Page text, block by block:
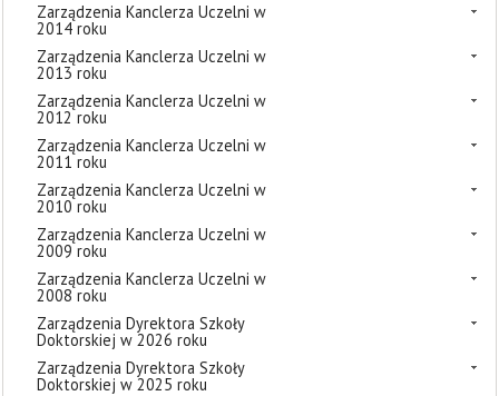
Zarządzenia Kanclerza Uczelni w
2014 roku
Zarządzenia Kanclerza Uczelni w
2013 roku
Zarządzenia Kanclerza Uczelni w
2012 roku
Zarządzenia Kanclerza Uczelni w
2011 roku
Zarządzenia Kanclerza Uczelni w
2010 roku
Zarządzenia Kanclerza Uczelni w
2009 roku
Zarządzenia Kanclerza Uczelni w
2008 roku
Zarządzenia Dyrektora Szkoły
Doktorskiej w 2026 roku
Zarządzenia Dyrektora Szkoły
Doktorskiej w 2025 roku